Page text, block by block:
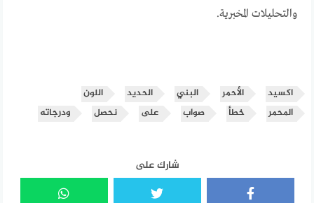
والتحليلات المخبرية.
اكسيد الأحمر البني الحديد
اللون
المحمر
خطأ صواب على نحصل ودرجاته
شارك على